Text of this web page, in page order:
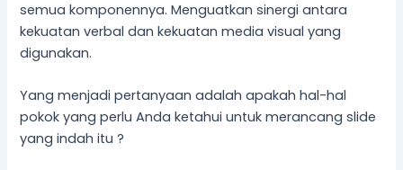
semua komponennya. Menguatkan sinergi antara
kekuatan verbal dan kekuatan media visual yang
digunakan.
Yang menjadi pertanyaan adalah apakah hal-hal
pokok yang perlu Anda ketahui untuk merancang slide
yang indah itu ?